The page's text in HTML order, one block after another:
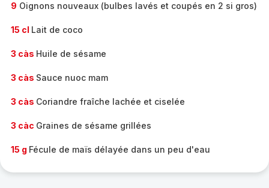
9 Oignons nouveaux (bulbes lavés et coupés en 2 si gros)
15 cl Lait de coco
3 càs Huile de sésame
3 càs Sauce nuoc mam
3 càs Coriandre fraîche lachée et ciselée
3 càc Graines de sésame grillées
15 g Fécule de maïs délayée dans un peu d'eau